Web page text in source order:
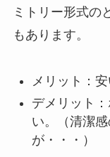
ミトリー形式の
もあります。
メリット：安
デメリット
い。（清潔
が・・・）